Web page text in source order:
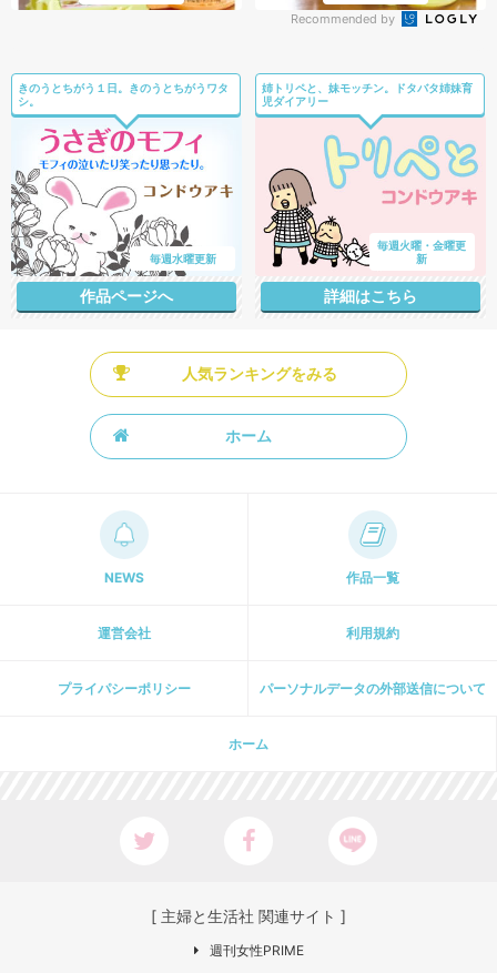
Recommended by
きのうとちがう１日。きのうとちがうワタ
シ。
毎週水曜更新
作品ページへ
姉トリペと、妹モッチン。ドタバタ姉妹育
児ダイアリー
毎週火曜・金曜更
新
詳細はこちら
人気ランキングをみる
ホーム
NEWS 作品一覧
運営会社 利用規約
プライパシーポリシー パーソナルデータの外部送信について
ホーム
[ 主婦と生活社 関連サイト ]
週刊女性PRIME